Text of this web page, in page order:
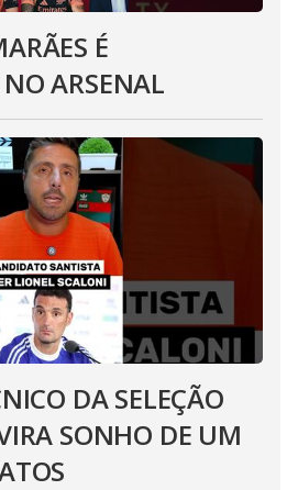
É
ARSENAL
DA SELEÇÃO
SONHO DE UM